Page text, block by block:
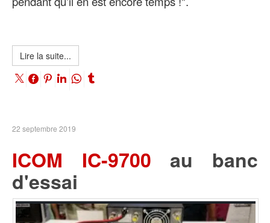
Lire la suite...
22 septembre 2019
ICOM IC-9700 au banc
d'essai